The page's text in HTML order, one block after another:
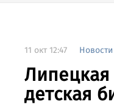
11 окт 12:47
Липецкая
детская